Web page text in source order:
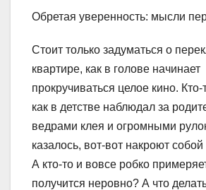
Обретая уверенность: мысли
Стоит только задуматься о
квартире, как в голове начинает
прокручиваться целое кино. Кто-
как в детстве наблюдал за
ведрами клея и огромными
казалось, вот-вот накроют
А кто-то и вовсе робко
получится неровно? А что